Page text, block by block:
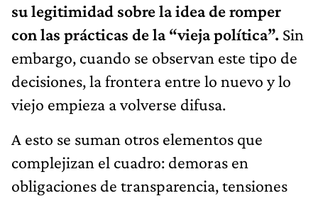
su legitimidad sobre la idea de romper
con las prácticas de la “vieja política”. Sin
embargo, cuando se observan este tipo de
decisiones, la frontera entre lo nuevo y lo
viejo empieza a volverse difusa.
A esto se suman otros elementos que
complejizan el cuadro: demoras en
obligaciones de transparencia, tensiones